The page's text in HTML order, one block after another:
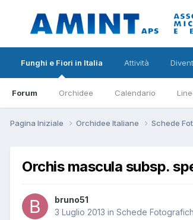
Funghi e Fiori in Italia
Forum Orchidee Calendario
Attività
Pagina Iniziale Orchidee Italiane Schede
Orchis mascula subsp.
bruno51
3 Luglio 2013 in Schede